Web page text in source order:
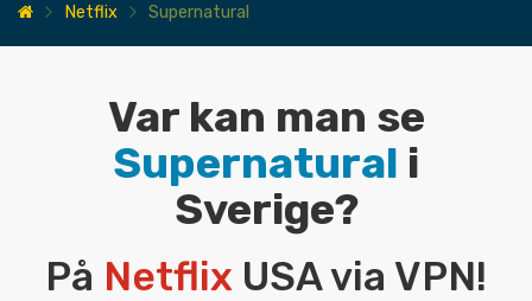
Netflix Supernatural
Var kan man se
Supernatural i
Sverige?
På Netflix USA via VPN!